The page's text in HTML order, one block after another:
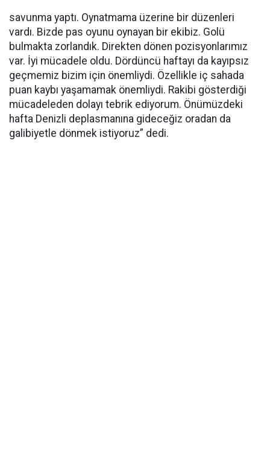
savunma yaptı. Oynatmama üzerine bir düzenleri
vardı. Bizde pas oyunu oynayan bir ekibiz. Golü
bulmakta zorlandık. Direkten dönen pozisyonlarımız
var. İyi mücadele oldu. Dördüncü haftayı da kayıpsız
geçmemiz bizim için önemliydi. Özellikle iç sahada
puan kaybı yaşamamak önemliydi. Rakibi gösterdiği
mücadeleden dolayı tebrik ediyorum. Önümüzdeki
hafta Denizli deplasmanına gideceğiz oradan da
galibiyetle dönmek istiyoruz” dedi.